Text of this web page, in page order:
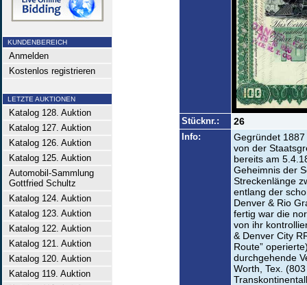
KUNDENBEREICH
Anmelden
Kostenlos registrieren
LETZTE AUKTIONEN
Katalog 128. Auktion
Katalog 127. Auktion
Katalog 126. Auktion
Katalog 125. Auktion
Automobil-Sammlung
Gottfried Schultz
Katalog 124. Auktion
Katalog 123. Auktion
Katalog 122. Auktion
Katalog 121. Auktion
Katalog 120. Auktion
Katalog 119. Auktion
Stücknr.: 26
Info:
Gegründet
von der
bereits am
Geheimnis der
Streckenlänge
entlang der
Denver & Rio
fertig war die
von ihr
& Denver City
Route”
durchgehende
Worth, Tex.